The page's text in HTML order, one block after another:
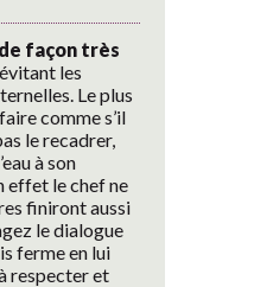
façon très
les
Le plus
comme s’il
le recadrer,
à son
effet le chef ne
finiront aussi
le dialogue
ferme en lui
respecter et